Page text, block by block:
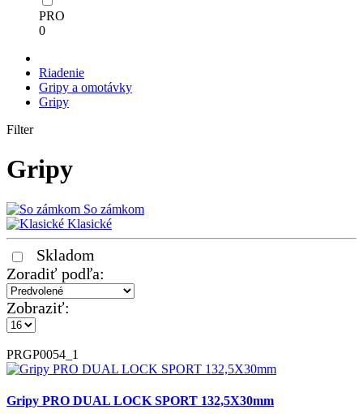
PRO
0
Riadenie
Gripy a omotávky
Gripy
Filter
Gripy
So zámkom
Klasické
Skladom
Zoradiť podľa:
Zobraziť:
PRGP0054_1
Gripy PRO DUAL LOCK SPORT 132,5X30mm